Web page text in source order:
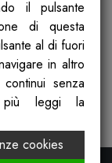
il pulsante
di questa
al di fuori
in altro
senza
più leggi la
cookies